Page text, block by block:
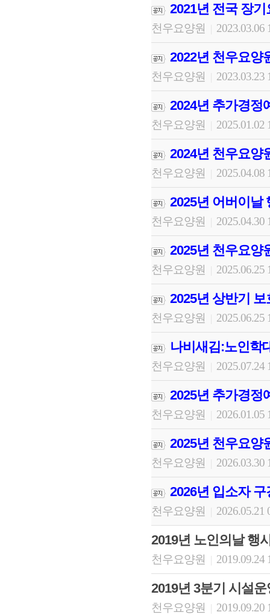
2021년 전국 장
천우요양원 2023.03.06
2022년 천우요양
천우요양원 2023.03.23
2024년 추가경정
천우요양원 2025.01.02
2024년 천우요양
천우요양원 2025.04.08
2025년 어버이날
천우요양원 2025.04.30
2025년 천우요양
천우요양원 2025.06.25
2025년 상반기
천우요양원 2025.06.25
나비새김:노인학
천우요양원 2025.07.24
2025년 추가경정
천우요양원 2026.01.05
2025년 천우요양
천우요양원 2026.03.30
2026년 입소자
천우요양원 2026.05.21
2019년 노인의날 행
천우요양원 2019.09.24
2019년 3분기 시설
천우요양원 2019.09.20